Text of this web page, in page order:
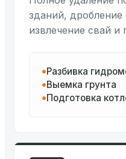
зданий,
извлечение свай и
Разбивка
Выемка грунта
Подготовка